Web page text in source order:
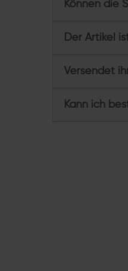
Können die
Der Artikel
Versendet
Kann ich